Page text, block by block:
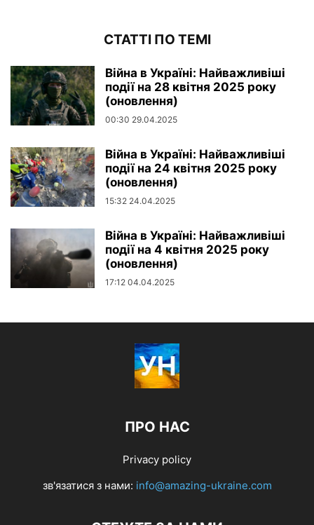
СТАТТІ ПО ТЕМІ
Війна в Україні: Найважливіші
події на 28 квітня 2025 року
(оновлення)
00:30 29.04.2025
Війна в Україні: Найважливіші
події на 24 квітня 2025 року
(оновлення)
15:32 24.04.2025
Війна в Україні: Найважливіші
події на 4 квітня 2025 року
(оновлення)
17:12 04.04.2025
ПРО НАС
Privacy policy
зв'язатися з нами: info@amazing-ukraine.com